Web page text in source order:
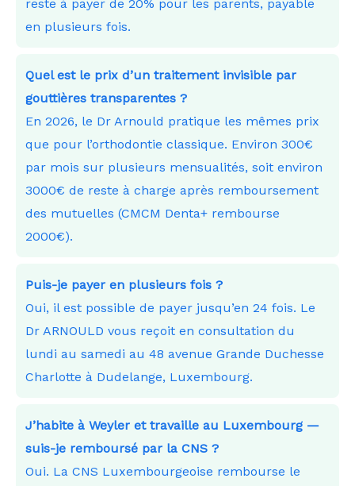
reste à payer de 20% pour les parents, payable
en plusieurs fois.
Quel est le prix d’un traitement invisible par
gouttières transparentes ?
En 2026, le Dr Arnould pratique les mêmes prix
que pour l’orthodontie classique. Environ 300€
par mois sur plusieurs mensualités, soit environ
3000€ de reste à charge après remboursement
des mutuelles (CMCM Denta+ rembourse
2000€).
Puis-je payer en plusieurs fois ?
Oui, il est possible de payer jusqu’en 24 fois. Le
Dr ARNOULD vous reçoit en consultation du
lundi au samedi au 48 avenue Grande Duchesse
Charlotte à Dudelange, Luxembourg.
J’habite à Weyler et travaille au Luxembourg —
suis-je remboursé par la CNS ?
Oui. La CNS Luxembourgeoise rembourse le